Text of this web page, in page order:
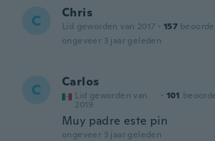
C Chris
Lid geworden van 2017 · 157
ongeveer 3 jaar geleden
C Carlos
Lid geworden van
2019
· 101
Muy padre este pin
ongeveer 3 jaar geleden